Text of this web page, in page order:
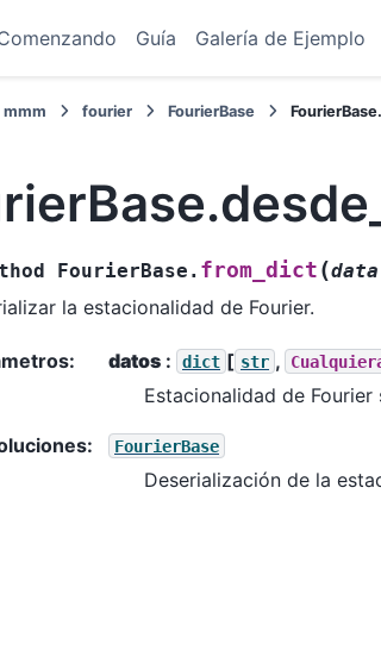
Guía Galería de Ejemplo
mmm fourier FourierBase
FourierBase. from_dict (data
la estacionalidad de Fourier.
: datos : dict [ str ,
Estacionalidad de Fourier
: FourierBase
Deserialización de la